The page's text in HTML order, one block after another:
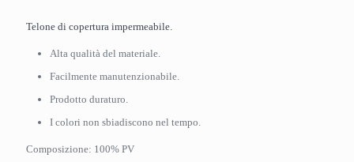
Telone di copertura impermeabile.
Alta qualità del materiale.
Facilmente manutenzionabile.
Prodotto duraturo.
I colori non sbiadiscono nel tempo.
Composizione: 100% PV